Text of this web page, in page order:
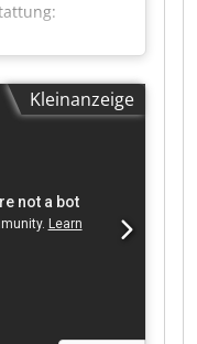
? Motor:
kW / ca. 176
? Emission: EU
km/h *
* Lenkung:
Erst
gute
Kleinanzeige